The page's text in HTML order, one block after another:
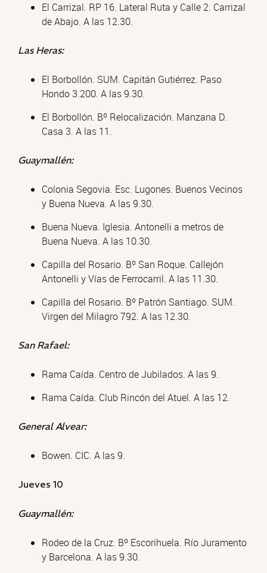
El Carrizal. RP 16. Lateral Ruta y Calle 2. Carrizal
de Abajo. A las 12.30.
Las Heras:
El Borbollón. SUM. Capitán Gutiérrez. Paso
Hondo 3.200. A las 9.30.
El Borbollón. Bº Relocalización. Manzana D.
Casa 3. A las 11.
Guaymallén:
Colonia Segovia. Esc. Lugones. Buenos Vecinos
y Buena Nueva. A las 9.30.
Buena Nueva. Iglesia. Antonelli a metros de
Buena Nueva. A las 10.30.
Capilla del Rosario. Bº San Roque. Callejón
Antonelli y Vías de Ferrocarril. A las 11.30.
Capilla del Rosario. Bº Patrón Santiago. SUM.
Virgen del Milagro 792. A las 12.30.
San Rafael:
Rama Caída. Centro de Jubilados. A las 9.
Rama Caída. Club Rincón del Atuel. A las 12.
General Alvear:
Bowen. CIC. A las 9.
Jueves 10
Guaymallén:
Rodeo de la Cruz. Bº Escorihuela. Río Juramento
y Barcelona. A las 9.30.